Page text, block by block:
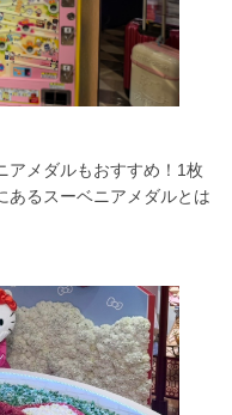
アメダルもおすすめ！1枚
あるスーベニアメダルとは